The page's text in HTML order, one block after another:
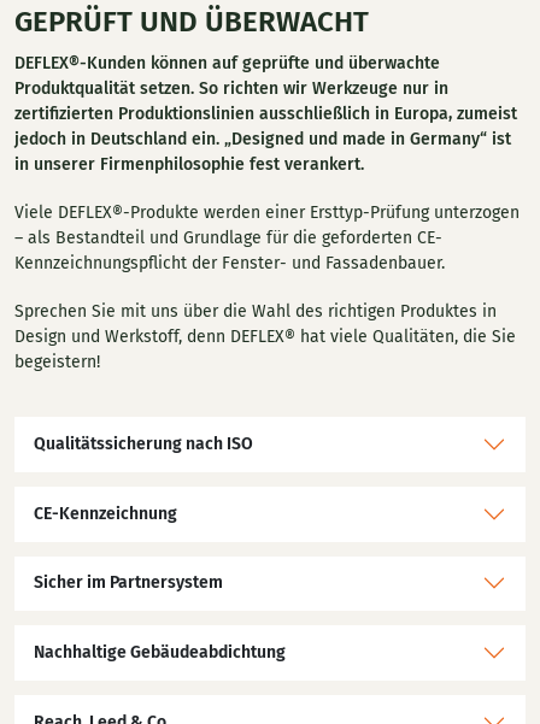
GEPRÜFT UND ÜBERWACHT
DEFLEX®-Kunden können auf geprüfte und überwachte
Produktqualität setzen. So richten wir Werkzeuge nur in
zertifizierten Produktionslinien ausschließlich in Europa, zumeist
jedoch in Deutschland ein. „Designed und made in Germany“ ist
in unserer Firmenphilosophie fest verankert.
Viele DEFLEX®-Produkte werden einer Ersttyp-Prüfung unterzogen
– als Bestandteil und Grundlage für die geforderten CE-
Kennzeichnungspflicht der Fenster- und Fassadenbauer.
Sprechen Sie mit uns über die Wahl des richtigen Produktes in
Design und Werkstoff, denn DEFLEX® hat viele Qualitäten, die Sie
begeistern!
Qualitätssicherung nach ISO
CE-Kennzeichnung
Sicher im Partnersystem
Nachhaltige Gebäudeabdichtung